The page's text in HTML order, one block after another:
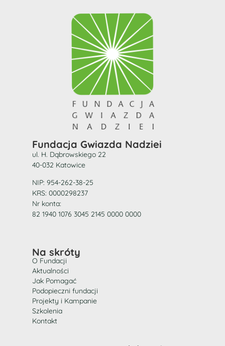
Fundacja Gwiazda Nadziei
ul. H. Dąbrowskiego 22
40-032 Katowice
NIP: 954-262-38-25
KRS: 0000298237
Nr konta:
82 1940 1076 3045 2145 0000 0000
Na skróty
O Fundacji
Aktualności
Jak Pomagać
Podopieczni fundacji
Projekty i Kampanie
Szkolenia
Kontakt